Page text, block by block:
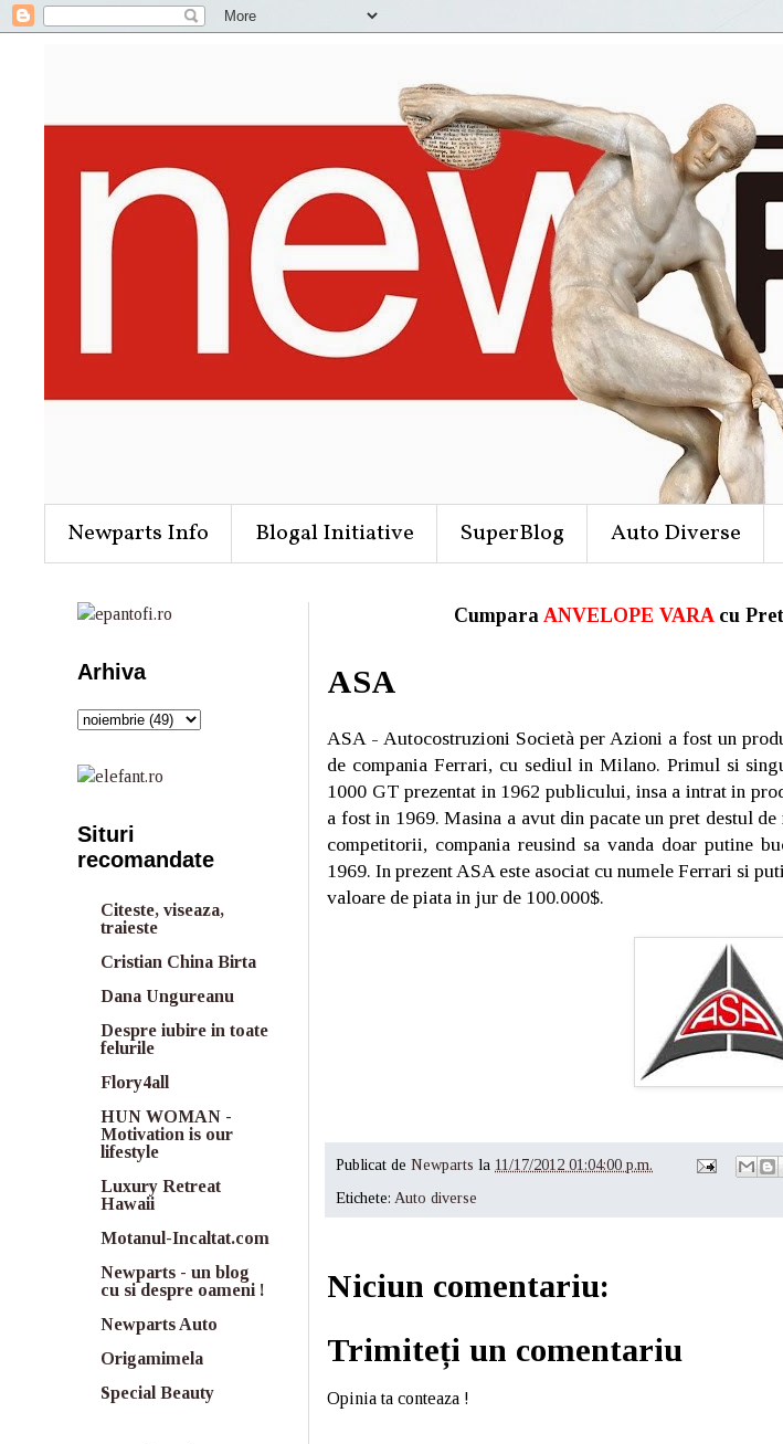
Newparts Info Blogal Initiative SuperBlog Auto Diverse
Cumpara ANVELOPE VARAcu
ASA
ASA - Autocostruzioni Società per Azioni a fost un
de compania Ferrari, cu sediul in Milano. Primul si
1000 GT prezentat in 1962 publicului, insa a intrat in
a fost in 1969. Masina a avut din pacate un pret destul
competitorii, compania reusind sa vanda doar putine
1969. In prezent ASA este asociat cu numele Ferrari si
valoare de piata in jur de 100.000$.
Publicat de Newparts la 11/17/2012 01:04:00 p.m.
Etichete: Auto diverse
Niciun comentariu:
Trimiteți un comentariu
Opinia ta conteaza !
Arhiva
Situri
recomandate
Citeste, viseaza,
traieste
Cristian China Birta
Dana Ungureanu
Despre iubire in toate
felurile
Flory4all
HUN WOMAN -
Motivation is our
lifestyle
Luxury Retreat
Hawaii
Motanul-Incaltat.com
Newparts - un blog
cu si despre oameni !
Newparts Auto
Origamimela
Special Beauty